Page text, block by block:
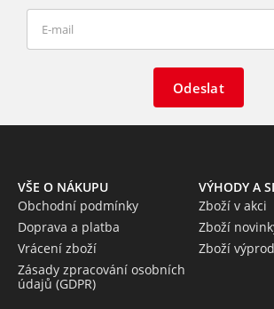
Odeslat
VŠE O NÁKUPU
Obchodní podmínky
Doprava a platba
Vrácení zboží
Zásady zpracování osobních
údajů (GDPR)
VÝHODY A
Zboží v akci
Zboží
Zboží